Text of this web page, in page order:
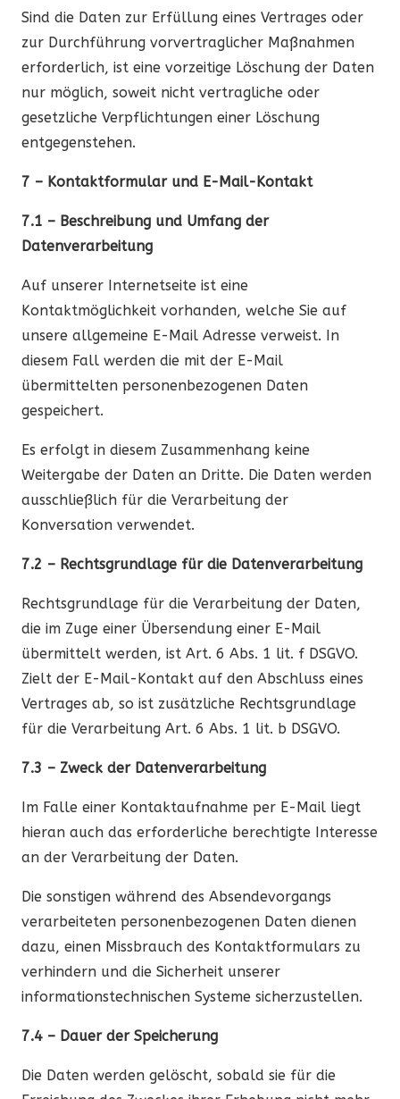
Sind die Daten zur Erfüllung eines Vertrages oder
zur Durchführung vorvertraglicher Maßnahmen
erforderlich, ist eine vorzeitige Löschung der Daten
nur möglich, soweit nicht vertragliche oder
gesetzliche Verpflichtungen einer Löschung
entgegenstehen.
7 – Kontaktformular und E-Mail-Kontakt
7.1 – Beschreibung und Umfang der
Datenverarbeitung
Auf unserer Internetseite ist eine
Kontaktmöglichkeit vorhanden, welche Sie auf
unsere allgemeine E-Mail Adresse verweist. In
diesem Fall werden die mit der E-Mail
übermittelten personenbezogenen Daten
gespeichert.
Es erfolgt in diesem Zusammenhang keine
Weitergabe der Daten an Dritte. Die Daten werden
ausschließlich für die Verarbeitung der
Konversation verwendet.
7.2 – Rechtsgrundlage für die Datenverarbeitung
Rechtsgrundlage für die Verarbeitung der Daten,
die im Zuge einer Übersendung einer E-Mail
übermittelt werden, ist Art. 6 Abs. 1 lit. f DSGVO.
Zielt der E-Mail-Kontakt auf den Abschluss eines
Vertrages ab, so ist zusätzliche Rechtsgrundlage
für die Verarbeitung Art. 6 Abs. 1 lit. b DSGVO.
7.3 – Zweck der Datenverarbeitung
Im Falle einer Kontaktaufnahme per E-Mail liegt
hieran auch das erforderliche berechtigte Interesse
an der Verarbeitung der Daten.
Die sonstigen während des Absendevorgangs
verarbeiteten personenbezogenen Daten dienen
dazu, einen Missbrauch des Kontaktformulars zu
verhindern und die Sicherheit unserer
informationstechnischen Systeme sicherzustellen.
7.4 – Dauer der Speicherung
Die Daten werden gelöscht, sobald sie für die